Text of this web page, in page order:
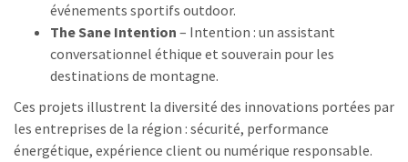
événements sportifs outdoor.
The Sane Intention – Intention : un assistant
conversationnel éthique et souverain pour les
destinations de montagne.
Ces projets illustrent la diversité des innovations portées par
les entreprises de la région : sécurité, performance
énergétique, expérience client ou numérique responsable.